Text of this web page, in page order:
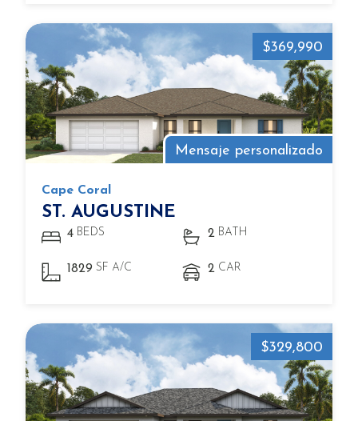
Mensaje personalizado
$369,990
Cape Coral
ST. AUGUSTINE
4 BEDS 2 BATH
1829 SF A/C 2 CAR
$329,800